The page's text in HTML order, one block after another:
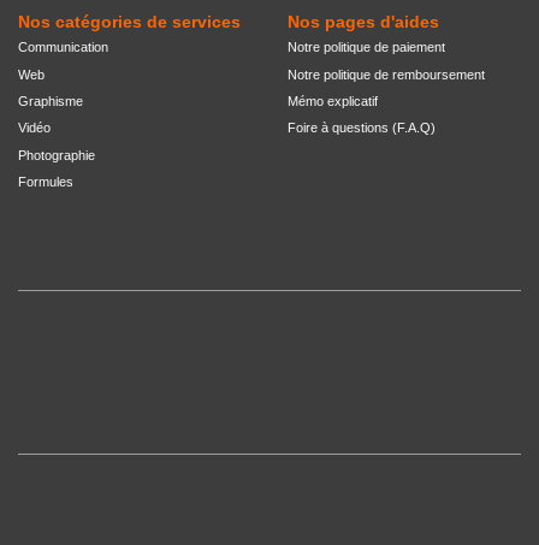
Nos catégories de services
Communication
Web
Graphisme
Vidéo
Photographie
Formules
Nos pages d'aides
Notre politique de paiement
Notre politique de remboursement
Mémo explicatif
Foire à questions (F.A.Q)